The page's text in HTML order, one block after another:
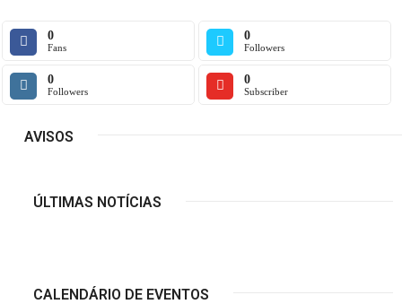
0
Fans
0
Followers
0
Followers
0
Subscriber
AVISOS
ÚLTIMAS NOTÍCIAS
CALENDÁRIO DE EVENTOS